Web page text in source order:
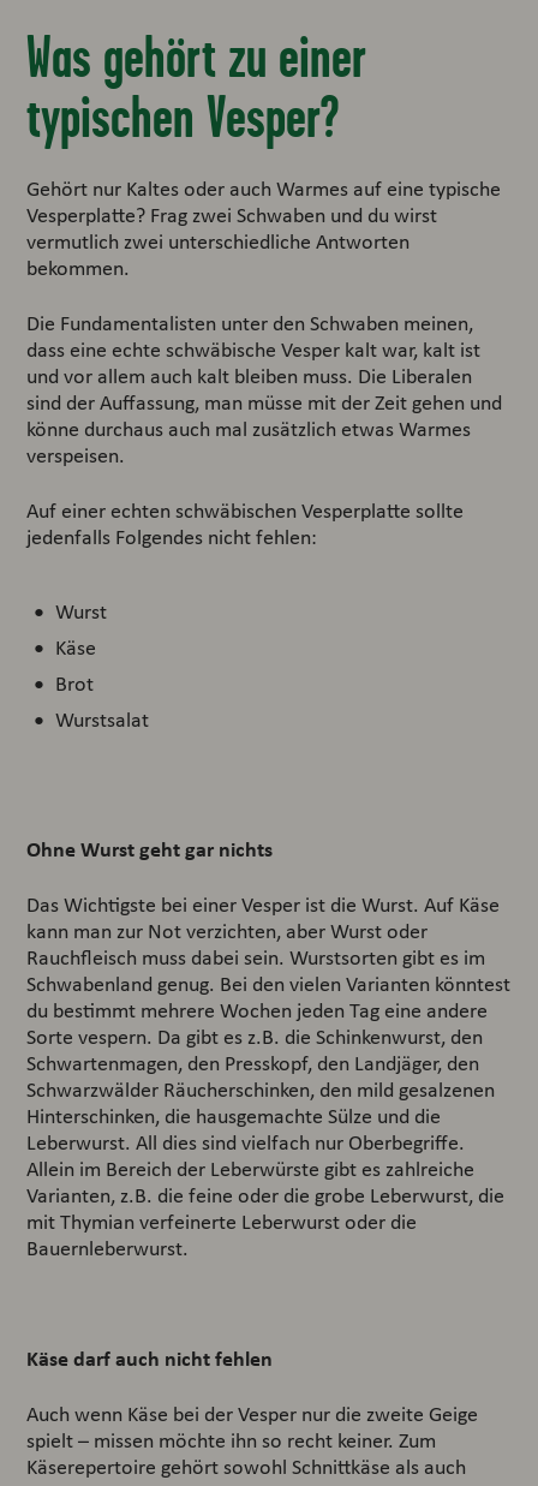
Was gehört zu einer
typischen Vesper?
Gehört nur Kaltes oder auch Warmes auf eine typische
Vesperplatte? Frag zwei Schwaben und du wirst
vermutlich zwei unterschiedliche Antworten
bekommen.
Die Fundamentalisten unter den Schwaben meinen,
dass eine echte schwäbische Vesper kalt war, kalt ist
und vor allem auch kalt bleiben muss. Die Liberalen
sind der Auffassung, man müsse mit der Zeit gehen und
könne durchaus auch mal zusätzlich etwas Warmes
verspeisen.
Auf einer echten schwäbischen Vesperplatte sollte
jedenfalls Folgendes nicht fehlen:
Wurst
Käse
Brot
Wurstsalat
Ohne Wurst geht gar nichts
Das Wichtigste bei einer Vesper ist die Wurst. Auf Käse
kann man zur Not verzichten, aber Wurst oder
Rauchfleisch muss dabei sein. Wurstsorten gibt es im
Schwabenland genug. Bei den vielen Varianten könntest
du bestimmt mehrere Wochen jeden Tag eine andere
Sorte vespern. Da gibt es z.B. die Schinkenwurst, den
Schwartenmagen, den Presskopf, den Landjäger, den
Schwarzwälder Räucherschinken, den mild gesalzenen
Hinterschinken, die hausgemachte Sülze und die
Leberwurst. All dies sind vielfach nur Oberbegriffe.
Allein im Bereich der Leberwürste gibt es zahlreiche
Varianten, z.B. die feine oder die grobe Leberwurst, die
mit Thymian verfeinerte Leberwurst oder die
Bauernleberwurst.
Käse darf auch nicht fehlen
Auch wenn Käse bei der Vesper nur die zweite Geige
spielt – missen möchte ihn so recht keiner. Zum
Käserepertoire gehört sowohl Schnittkäse als auch